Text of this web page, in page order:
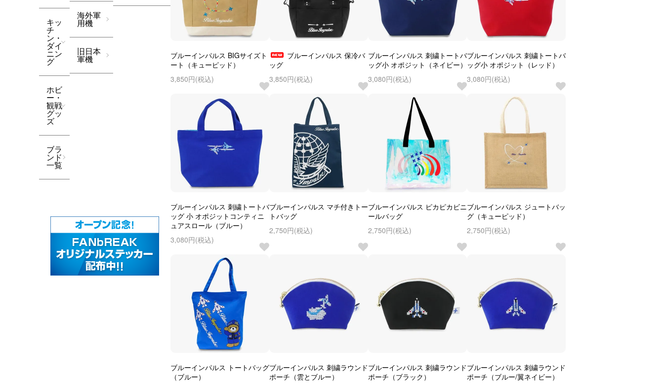
ブルーインパルス BIGサイズト
ート（キューピッド）
3,850円(税込)
ブルーインパルス 保冷バ
ッグ
3,850円(税込)
ブルーインパルス 刺繍トートバ
ッグ小 オポジット（ネイビー）
3,080円(税込)
ブルーインパルス 刺繍トートバ
ッグ小 オポジット（レッド）
3,080円(税込)
ブルーインパルス 刺繍トートバ
ッグ 小 オポジットコンティニ
ュアスロール（ブルー）
3,080円(税込)
ブルーインパルス マチ付きトー
トバッグ
2,750円(税込)
ブルーインパルス ピカピカビニ
ールバッグ
2,750円(税込)
ブルーインパルス ジュートバッ
グ（キューピッド）
2,750円(税込)
ブルーインパルス トートバッグ
（ブルー）
ブルーインパルス 刺繍ラウンド
ポーチ（雲とブルー）
ブルーインパルス 刺繍ラウンド
ポーチ（ブラック）
ブルーインパルス 刺繍ラウンド
ポーチ（ブルー/翼ネイビー）
キッ
チ
ン・
ダイ
ニン
グ
ホビ
ー・
観戦
グッ
ズ
ブラ
ンド
一覧
海外軍
用機
旧日本
軍機